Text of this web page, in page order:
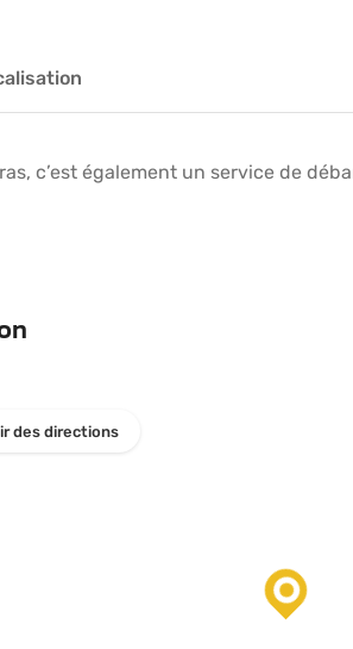
c’est également un service de
des directions